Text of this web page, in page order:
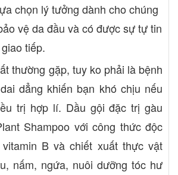
chọn lý tưởng dành cho chúng
vệ da đầu và có được sự tự tin
tiếp.
thường gặp, tuy ko phải là bệnh
dẳng khiến bạn khó chịu nếu
trị hợp lí. Dầu gội đặc trị gàu
Shampoo với công thức độc
B và chiết xuất thực vật
nấm, ngứa, nuôi dưỡng tóc hư